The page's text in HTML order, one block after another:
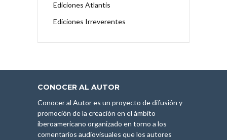
Ediciones Atlantis
Ediciones Irreverentes
CONOCER AL AUTOR
Conocer al Autor es un proyecto de difusión y
promoción de la creación en el ámbito
iberoamericano organizado en torno a los
comentarios audiovisuales que los autores